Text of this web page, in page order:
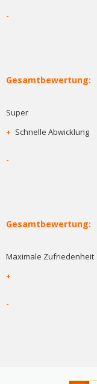
-
Gesamtbewertung:
Super
+ Schnelle Abwicklung
-
Gesamtbewertung:
Maximale Zufriedenheit
+
-